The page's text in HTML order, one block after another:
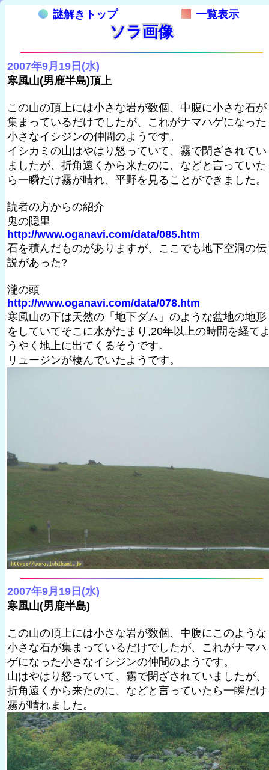
謎解きトップ 一覧表示
ソラ画像
2007年9月19日(水)
寒風山(男鹿半島)頂上
この山の頂上には小さな岩が数個、中腹に小さな石が
集まっているだけでしたが、これがナマハゲになった
小さなイシジンの仲間のようです。
イシカミの山はやはり怒っていて、霧で閉ざされてい
ましたが、折角遠くから来たのに、などと言っていた
ら一瞬だけ霧が晴れ、平野を見ることができました。
読者の方からの紹介
鬼の隠里
http://www.oganavi.com/data/085.htm
石を積んだものがありますが、ここでも地下空洞の伝
説があった?
瀧の頭
http://www.oganavi.com/data/078.htm
寒風山の下は天然の「地下ダム」のような盆地の地形
をしていてそこに水がたまり,20年以上の時間を経て
うやく地上に出てくるそうです。
リュージンが棲んでいたようです。
2007年9月19日(水)
寒風山(男鹿半島)
この山の頂上には小さな岩が数個、中腹にこのような
小さな石が集まっているだけでしたが、これがナマハ
ゲになった小さなイシジンの仲間のようです。
山はやはり怒っていて、霧で閉ざされていましたが、
折角遠くから来たのに、などと言っていたら一瞬だけ
霧が晴れました。